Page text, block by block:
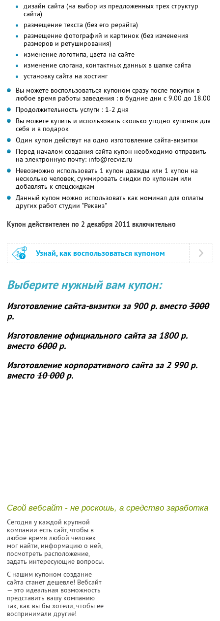
дизайн сайта (на выбор из предложенных трех структур
сайта)
размещение текста (без его рерайта)
размещение фотографий и картинок (без изменения
размеров и ретуширования)
изменение логотипа, цвета на сайте
изменение слогана, контактных данных в шапке сайта
установку сайта на хостинг
Вы можете воспользоваться купоном сразу после покупки в
любое время работы заведения : в будние дни с 9.00 до 18.00
Продолжительность услуги : 1-2 дня
Вы можете купить и использовать сколько угодно купонов для
себя и в подарок
Один купон действут на одно изготовление сайта-визитки
Перед началом создания сайта купон необходимо отправить
на электронную почту: info@recviz.ru
Невозможно использовать 1 купон дважды или 1 купон на
несколько человек, суммировать скидки по купонам или
добавлять к спецскидкам
Данный купон можно использовать как номинал для оплаты
других работ студии "Реквиз"
Купон действителен по 2 декабря 2011 включительно
Узнай, как воспользоваться купоном
Выберите нужный вам купон:
Изготовление сайта-визиткиза 900 р. вместо3000
р.
Изготовление официального сайтаза 1800 р.
вместо6000р.
Изготовление корпоративного сайтаза 2 990 р.
вместо10 000р.
Свой вебсайт - не роскошь, а средство заработка
Сегодня у каждой крупной
компании есть сайт, чтобы в
любое время любой человек
мог найти, информацию о ней,
посмотреть расположение,
задать интересующие вопросы.
С нашим купоном создание
сайта станет дешевле! Вебсайт
— это идеальная возможность
представить вашу компанию
так, как вы бы хотели, чтобы ее
воспринимали другие!